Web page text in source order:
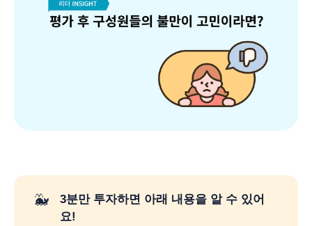
🐳
3분만 투자하면 아래 내용을 알 수 있어
요!